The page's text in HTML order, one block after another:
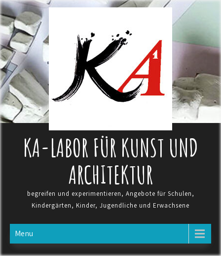
KA-LABOR FÜR KUNST UND
ARCHITEKTUR
begreifen und experimentieren, Angebote für Schulen,
Kindergärten, Kinder, Jugendliche und Erwachsene
Menu